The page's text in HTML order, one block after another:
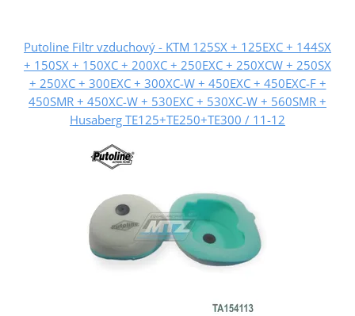
Putoline Filtr vzduchový - KTM 125SX + 125EXC + 144SX
+ 150SX + 150XC + 200XC + 250EXC + 250XCW + 250SX
+ 250XC + 300EXC + 300XC-W + 450EXC + 450EXC-F +
450SMR + 450XC-W + 530EXC + 530XC-W + 560SMR +
Husaberg TE125+TE250+TE300 / 11-12